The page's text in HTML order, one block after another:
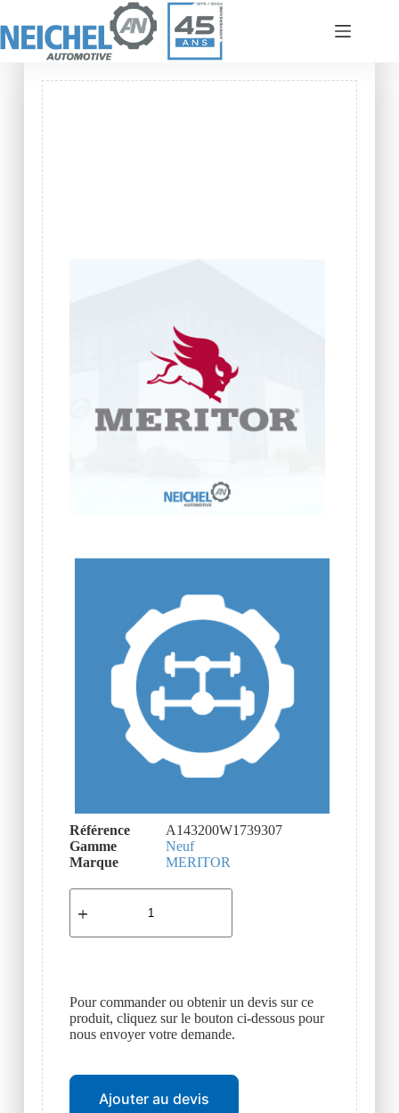
Référence
A143200W1739307
Gamme
Neuf
Marque
MERITOR
Pour commander ou obtenir un devis sur ce
produit, cliquez sur le bouton ci-dessous pour
nous envoyer votre demande.
Ajouter au devis